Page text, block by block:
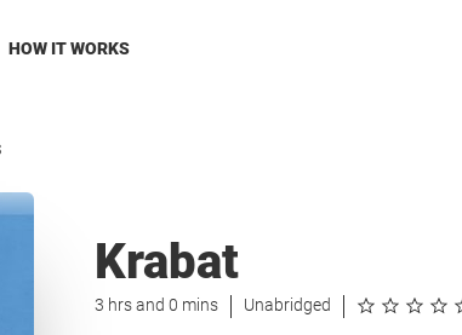
HOW IT WORKS
Krabat
3 hrs and 0 mins Unabridged